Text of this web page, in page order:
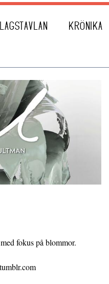
KRÖNIKA
fokus på blommor.